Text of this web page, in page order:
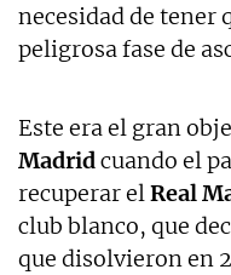
necesidad de tener
peligrosa fase de
Este era el gran
Madridcuando el
recuperar elReal
club blanco, que
que disolvieron en